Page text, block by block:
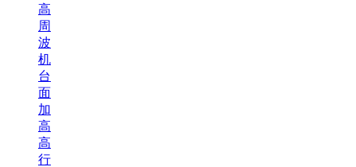
高
周
波
机
台
面
加
高
高
行